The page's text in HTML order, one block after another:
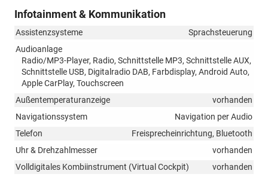
Infotainment & Kommunikation
Assistenzsysteme
Sprachsteuerung
Audioanlage
Radio/MP3-Player, Radio, Schnittstelle MP3, Schnittstelle AUX,
Schnittstelle USB, Digitalradio DAB, Farbdisplay, Android Auto,
Apple CarPlay, Touchscreen
Außentemperaturanzeige
vorhanden
Navigationssystem
Navigation per Audio
Telefon
Freisprecheinrichtung, Bluetooth
Uhr & Drehzahlmesser
vorhanden
Volldigitales Kombiinstrument (Virtual Cockpit)
vorhanden